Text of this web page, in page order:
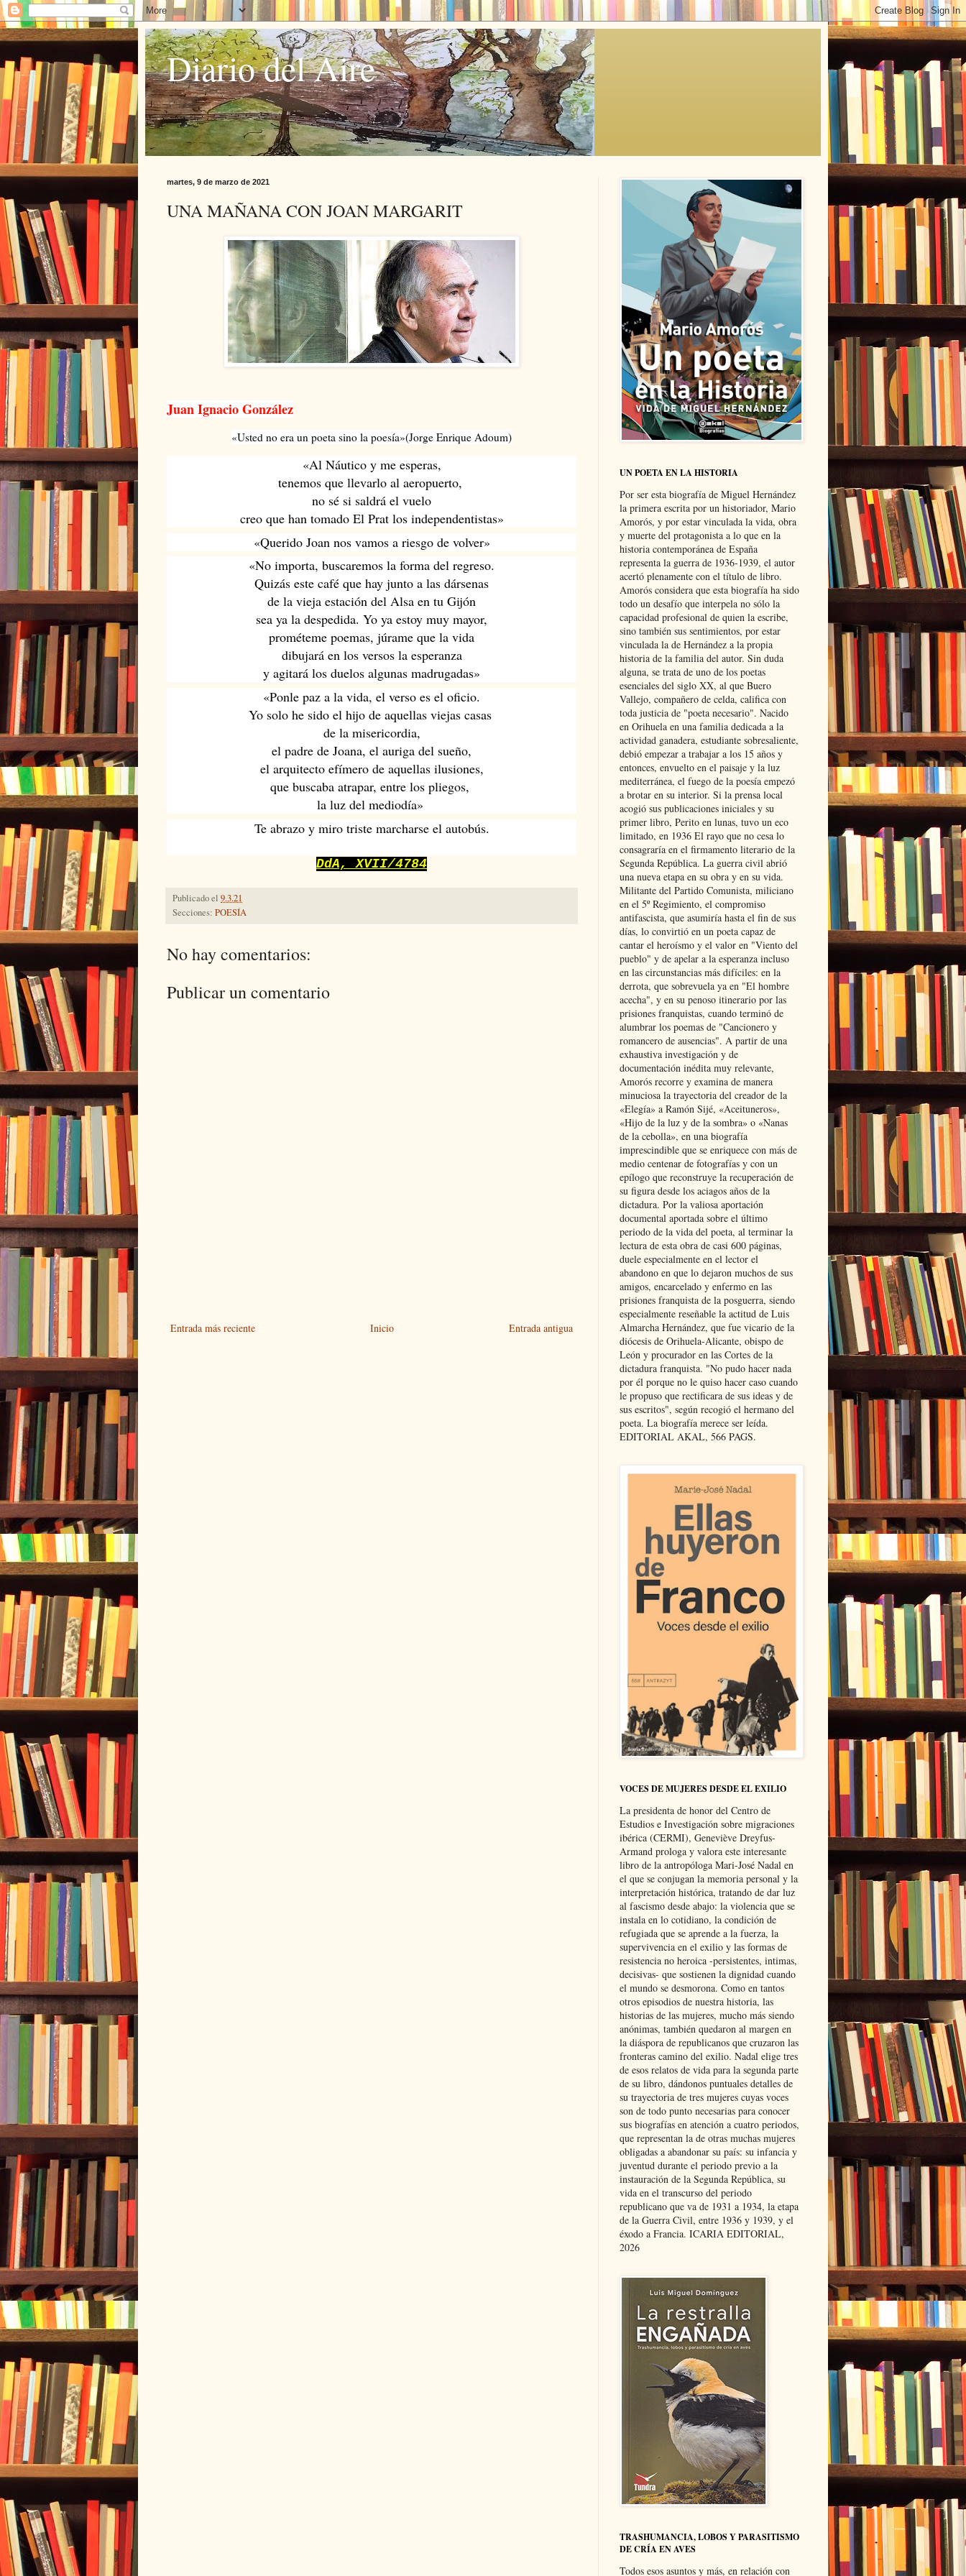
Diario del Aire
martes, 9 de marzo de 2021
UNA MAÑANA CON JOAN MARGARIT
Juan Ignacio González
«Usted no era un poeta sino la poesía»(Jorge Enrique Adoum)
«Al Náutico y me esperas,
tenemos que llevarlo al aeropuerto,
no sé si saldrá el vuelo
creo que han tomado El Prat los independentistas»
«Querido Joan nos vamos a riesgo de volver»
«No importa, buscaremos la forma del regreso.
Quizás este café que hay junto a las dársenas
de la vieja estación del Alsa en tu Gijón
sea ya la despedida. Yo ya estoy muy mayor,
prométeme poemas, júrame que la vida
dibujará en los versos la esperanza
y agitará los duelos algunas madrugadas»
«Ponle paz a la vida, el verso es el oficio.
Yo solo he sido el hijo de aquellas viejas casas
de la misericordia,
el padre de Joana, el auriga del sueño,
el arquitecto efímero de aquellas ilusiones,
que buscaba atrapar, entre los pliegos,
la luz del mediodía»
Te abrazo y miro triste marcharse el autobús.
DdA, XVII/4784
Publicado el 9.3.21
Secciones: POESÍA
No hay comentarios:
Publicar un comentario
Entrada más reciente Entrada antigua
Inicio
UN POETA EN LA HISTORIA
Por ser esta biografía de Miguel Hernández
la primera escrita por un historiador, Mario
Amorós, y por estar vinculada la vida, obra
y muerte del protagonista a lo que en la
historia contemporánea de España
representa la guerra de 1936-1939, el autor
acertó plenamente con el título de libro.
Amorós considera que esta biografía ha sido
todo un desafío que interpela no sólo la
capacidad profesional de quien la escribe,
sino también sus sentimientos, por estar
vinculada la de Hernández a la propia
historia de la familia del autor. Sin duda
alguna, se trata de uno de los poetas
esenciales del siglo XX, al que Buero
Vallejo, compañero de celda, califica con
toda justicia de "poeta necesario". Nacido
en Orihuela en una familia dedicada a la
actividad ganadera, estudiante sobresaliente,
debió empezar a trabajar a los 15 años y
entonces, envuelto en el paisaje y la luz
mediterránea, el fuego de la poesía empezó
a brotar en su interior. Si la prensa local
acogió sus publicaciones iniciales y su
primer libro, Perito en lunas, tuvo un eco
limitado, en 1936 El rayo que no cesa lo
consagraría en el firmamento literario de la
Segunda República. La guerra civil abrió
una nueva etapa en su obra y en su vida.
Militante del Partido Comunista, miliciano
en el 5º Regimiento, el compromiso
antifascista, que asumiría hasta el fin de sus
días, lo convirtió en un poeta capaz de
cantar el heroísmo y el valor en "Viento del
pueblo" y de apelar a la esperanza incluso
en las circunstancias más difíciles: en la
derrota, que sobrevuela ya en "El hombre
acecha", y en su penoso itinerario por las
prisiones franquistas, cuando terminó de
alumbrar los poemas de "Cancionero y
romancero de ausencias". A partir de una
exhaustiva investigación y de
documentación inédita muy relevante,
Amorós recorre y examina de manera
minuciosa la trayectoria del creador de la
«Elegía» a Ramón Sijé, «Aceituneros»,
«Hijo de la luz y de la sombra» o «Nanas
de la cebolla», en una biografía
imprescindible que se enriquece con más de
medio centenar de fotografías y con un
epílogo que reconstruye la recuperación de
su figura desde los aciagos años de la
dictadura. Por la valiosa aportación
documental aportada sobre el último
periodo de la vida del poeta, al terminar la
lectura de esta obra de casi 600 páginas,
duele especialmente en el lector el
abandono en que lo dejaron muchos de sus
amigos, encarcelado y enfermo en las
prisiones franquista de la posguerra, siendo
especialmente reseñable la actitud de Luis
Almarcha Hernández, que fue vicario de la
diócesis de Orihuela-Alicante, obispo de
León y procurador en las Cortes de la
dictadura franquista. "No pudo hacer nada
por él porque no le quiso hacer caso cuando
le propuso que rectificara de sus ideas y de
sus escritos", según recogió el hermano del
poeta. La biografía merece ser leída.
EDITORIAL AKAL, 566 PAGS.
VOCES DE MUJERES DESDE EL EXILIO
La presidenta de honor del Centro de
Estudios e Investigación sobre migraciones
ibérica (CERMI), Geneviève Dreyfus-
Armand prologa y valora este interesante
libro de la antropóloga Mari-José Nadal en
el que se conjugan la memoria personal y la
interpretación histórica, tratando de dar luz
al fascismo desde abajo: la violencia que se
instala en lo cotidiano, la condición de
refugiada que se aprende a la fuerza, la
supervivencia en el exilio y las formas de
resistencia no heroica -persistentes, intimas,
decisivas- que sostienen la dignidad cuando
el mundo se desmorona. Como en tantos
otros episodios de nuestra historia, las
historias de las mujeres, mucho más siendo
anónimas, también quedaron al margen en
la diáspora de republicanos que cruzaron las
fronteras camino del exilio. Nadal elige tres
de esos relatos de vida para la segunda parte
de su libro, dándonos puntuales detalles de
su trayectoria de tres mujeres cuyas voces
son de todo punto necesarias para conocer
sus biografías en atención a cuatro periodos,
que representan la de otras muchas mujeres
obligadas a abandonar su país: su infancia y
juventud durante el periodo previo a la
instauración de la Segunda República, su
vida en el transcurso del periodo
republicano que va de 1931 a 1934, la etapa
de la Guerra Civil, entre 1936 y 1939, y el
éxodo a Francia. ICARIA EDITORIAL,
2026
TRASHUMANCIA, LOBOS Y PARASITISMO
DE CRÍA EN AVES
Todos esos asuntos y más, en relación con